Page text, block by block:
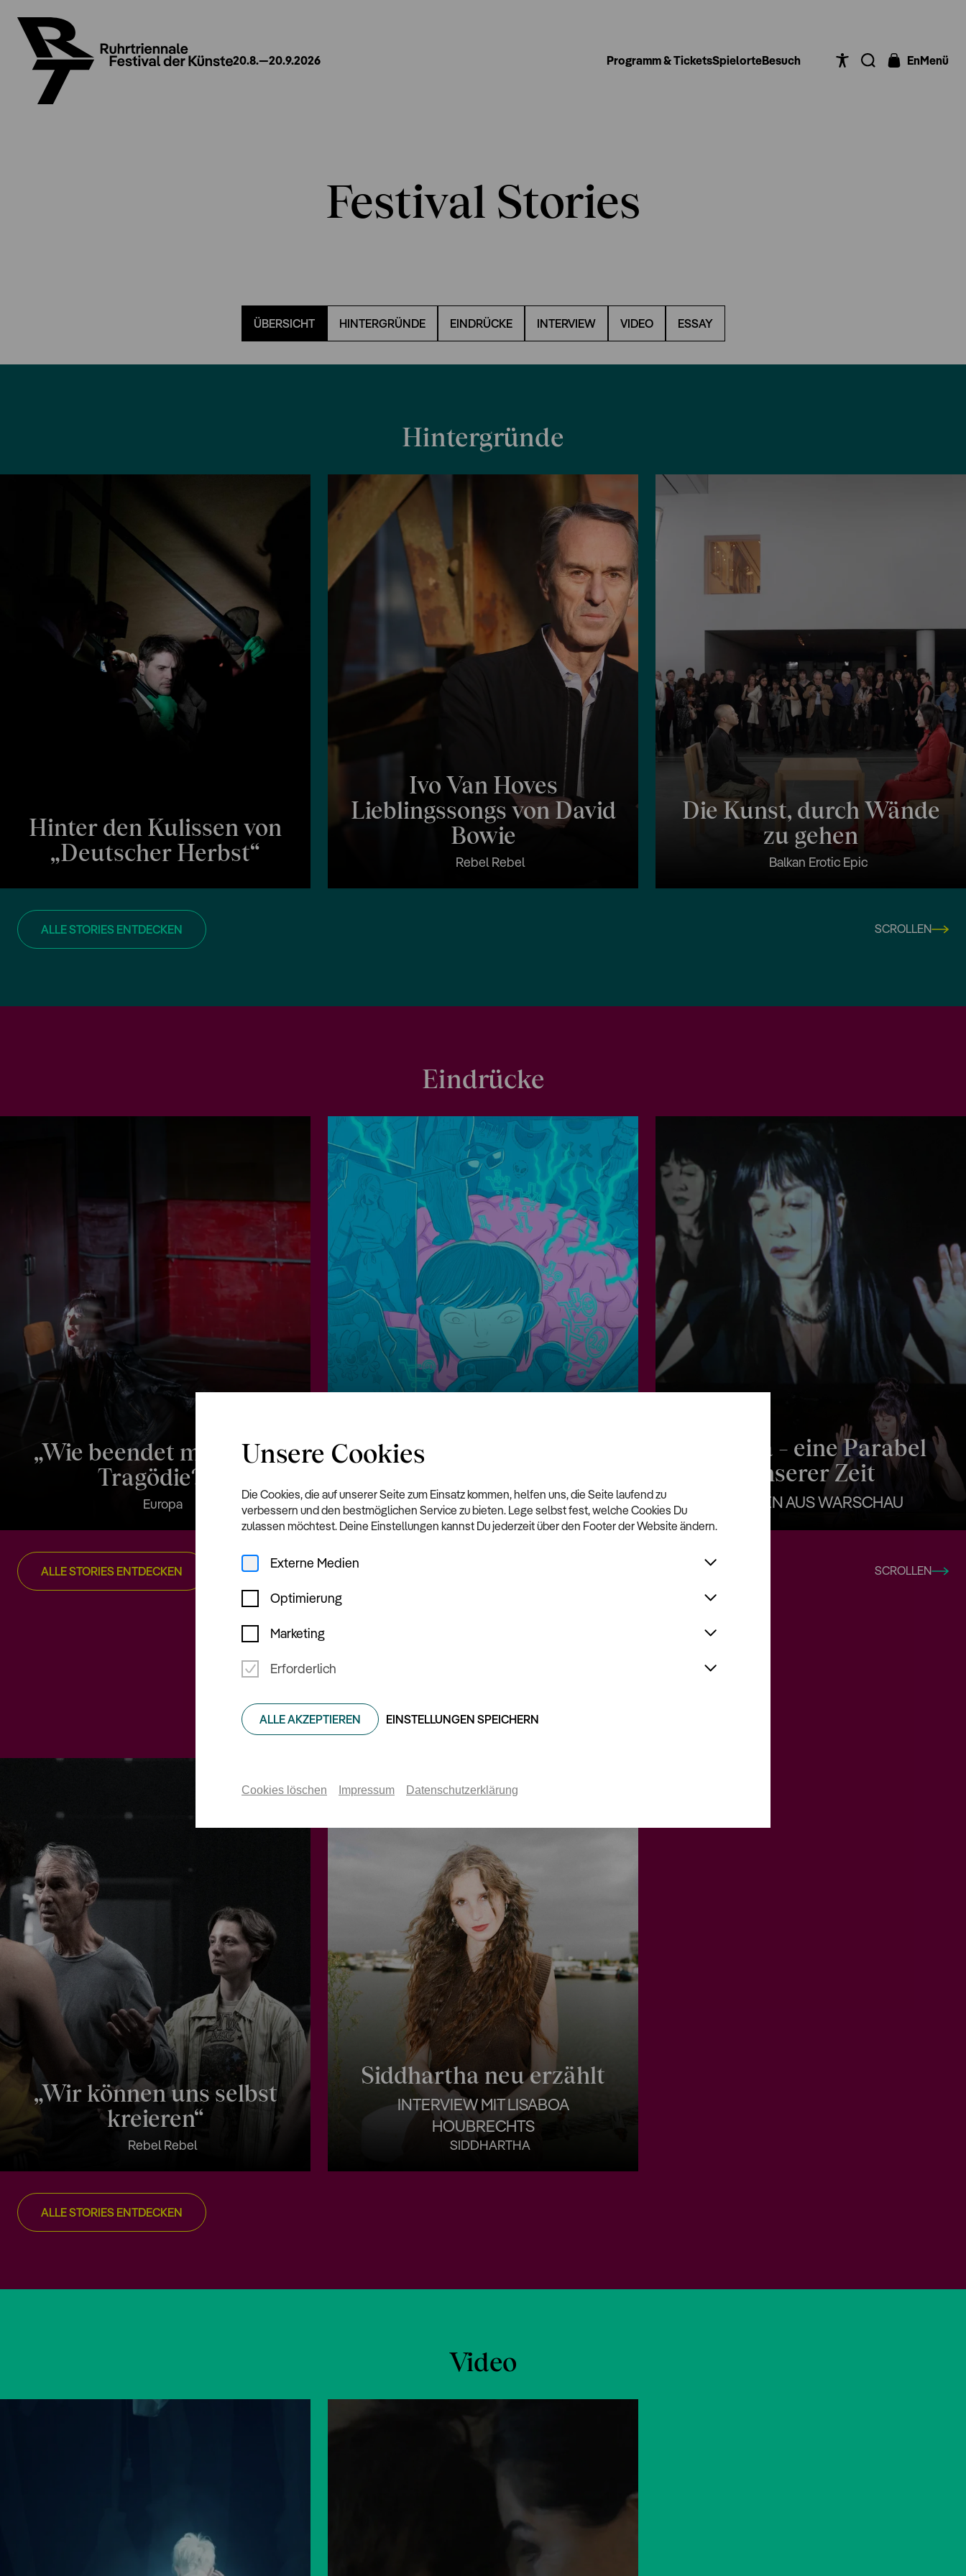
Unsere Cookies
Die Cookies, die auf unserer Seite zum Einsatz kommen, helfen uns, die Seite laufend zu
verbessern und den bestmöglichen Service zu bieten. Lege selbst fest, welche Cookies Du
zulassen möchtest. Deine Einstellungen kannst Du jederzeit über den Footer der Website ändern.
Externe Medien
Optimierung
Marketing
Erforderlich
ALLE AKZEPTIEREN EINSTELLUNGEN SPEICHERN
Cookies löschen Impressum Datenschutzerklärung
20.8.—20.9.2026 Programm & TicketsSpielorteBesuch EnMenü
Festival Stories
ÜBERSICHT HINTERGRÜNDE EINDRÜCKE INTERVIEW VIDEO ESSAY
Hintergründe
Hinter den Kulissen von
„Deutscher Herbst“
Ivo Van Hoves
Lieblingssongs von David
Bowie
Rebel Rebel
Die Kunst, durch Wände
zu gehen
Balkan Erotic Epic
ALLE STORIES ENTDECKEN SCROLLEN
Eindrücke
„Wie beendet man eine
Tragödie?“
Europa Waste Me
Europa – eine Parabel
unserer Zeit
NOTIZEN AUS WARSCHAU
ALLE STORIES ENTDECKEN SCROLLEN
Interview
„Wir können uns selbst
kreieren“
Rebel Rebel
Siddhartha neu erzählt
INTERVIEW MIT LISABOA
HOUBRECHTS
SIDDHARTHA
ALLE STORIES ENTDECKEN
Video